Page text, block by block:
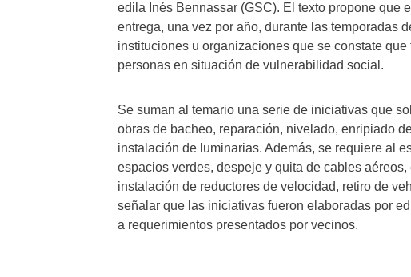
edila Inés Bennassar (GSC). El texto propone que
entrega, una vez por año, durante las temporadas
instituciones u organizaciones que se constate
personas en situación de vulnerabilidad social.
Se suman al temario una serie de iniciativas que
obras de bacheo, reparación, nivelado, enripiado
instalación de luminarias. Además, se requiere al
espacios verdes, despeje y quita de cables
instalación de reductores de velocidad, retiro de
señalar que las iniciativas fueron elaboradas por
a requerimientos presentados por vecinos.